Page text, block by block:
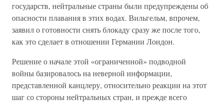
государств, нейтральные страны были предупреждены об
опасности плавания в этих водах. Вильгельм, впрочем,
заявил о готовности снять блокаду сразу же после того,
как это сделает в отношении Германии Лондон.
Решение о начале этой «ограниченной» подводной
войны базировалось на неверной информации,
представленной канцлеру, относительно реакции на этот
шаг со стороны нейтральных стран, и прежде всего